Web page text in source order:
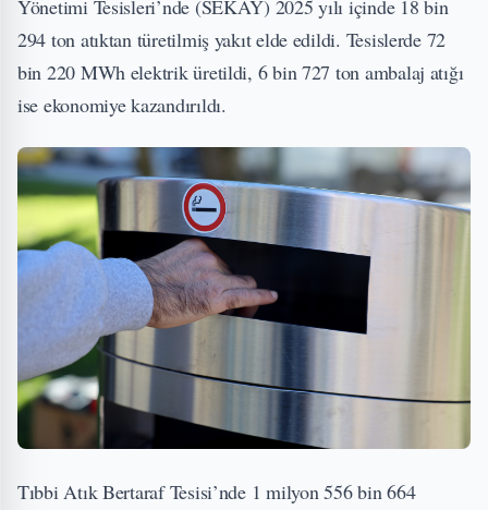
Yönetimi Tesisleri’nde (SEKAY) 2025 yılı içinde 18 bin
294 ton atıktan türetilmiş yakıt elde edildi. Tesislerde 72
bin 220 MWh elektrik üretildi, 6 bin 727 ton ambalaj atığı
ise ekonomiye kazandırıldı.
Tıbbi Atık Bertaraf Tesisi’nde 1 milyon 556 bin 664